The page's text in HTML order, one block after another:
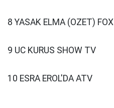
8 YASAK ELMA (OZET) FOX
9 UC KURUS SHOW TV
10 ESRA EROL'DA ATV